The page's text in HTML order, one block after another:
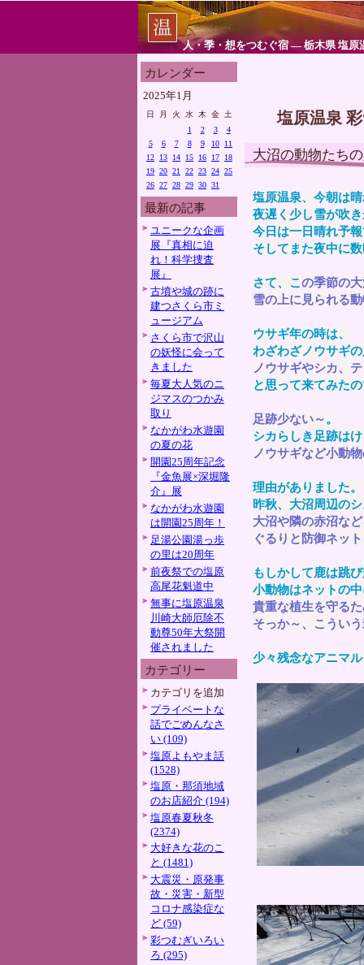
人・季・想をつむぐ宿 ― 栃木県 塩原
カレンダー
2025年1月
日 月 火 水 木 金
土
1
2 3
4
5
6 7 8 9 10
11
12
13 14 15 16 17
18
19 20 21 22 23 24 25
26 27 28 29 30 31
最新の記事
ユニークな企画
展『真相に迫
れ！科学捜査
展』
古墳や城の跡に
建つさくら市ミ
ュージアム
さくら市で沢山
の妖怪に会って
きました
毎夏大人気のニ
ジマスのつかみ
取り
なかがわ水遊園
の夏の花
開園25周年記念
『金魚展×深堀隆
介』展
なかがわ水遊園
は開園25周年！
足湯公園湯っ歩
の里は20周年
前夜祭での塩原
高尾花魁道中
無事に塩原温泉
川崎大師厄除不
動尊50年大祭開
催されました
カテゴリー
カテゴリを追加
プライベートな
話でごめんなさ
い (109)
塩原よもやま話
(1528)
塩原・那須地域
のお店紹介 (194)
塩原春夏秋冬
(2374)
大好きな花のこ
と (1481)
大震災・原発事
故・災害・新型
コロナ感染症な
ど (59)
彩つむぎいろい
ろ (295)
塩原温泉
大沼の動物たち
塩原温泉、今朝は
夜遅く少し雪が吹
今日は一日晴れ予
そしてまた夜中に
さて、この季節の
雪の上に見られる
ウサギ年の時は、
わざわざノウサギ
ノウサギやシカ、
と思って来てみた
足跡少ない～。
シカらしき足跡は
ノウサギなど小動
理由がありました。
昨秋、大沼周辺の
大沼や隣の赤沼な
ぐるりと防御ネッ
もしかして鹿は跳
小動物はネットの
貴重な植生を守る
そっか～、こうい
少々残念なアニマ